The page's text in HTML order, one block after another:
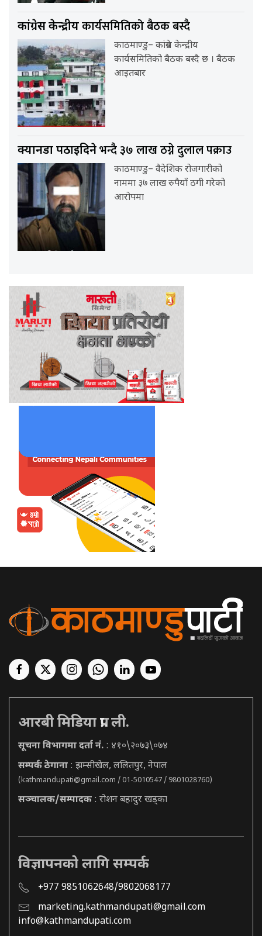
कांग्रेस केन्द्रीयकार्यसमितिको बैठक बस्दै
काठमाण्डु– कांग्रेस केन्द्रीय
कार्यसमितिको बैठक बस्दै छ । बैठक
आइतबार
क्यानडा पठाइदिनेभन्दै ३७ लाख ठग्ने दुलाल पक्राउ
काठमाण्डु– वैदेशिक रोजगारीको
नाममा ३७ लाख रुपैयाँ ठगी गरेको
आरोपमा
आरबी मिडिया प्रा. ली.
सूचना विभागमा दर्ता नं. : ४१०\२०७३\०७४
सम्पर्क ठेगाना : झम्सीखेल, ललितपुर, नेपाल
(kathmandupati@gmail.com / 01-5010547 / 9801028760)
सञ्चालक/सम्पादक : रोशन बहादुर खड्का
विज्ञापनको लागि सम्पर्क
+977 9851062648/9802068177
marketing.kathmandupati@gmail.com
info@kathmandupati.com